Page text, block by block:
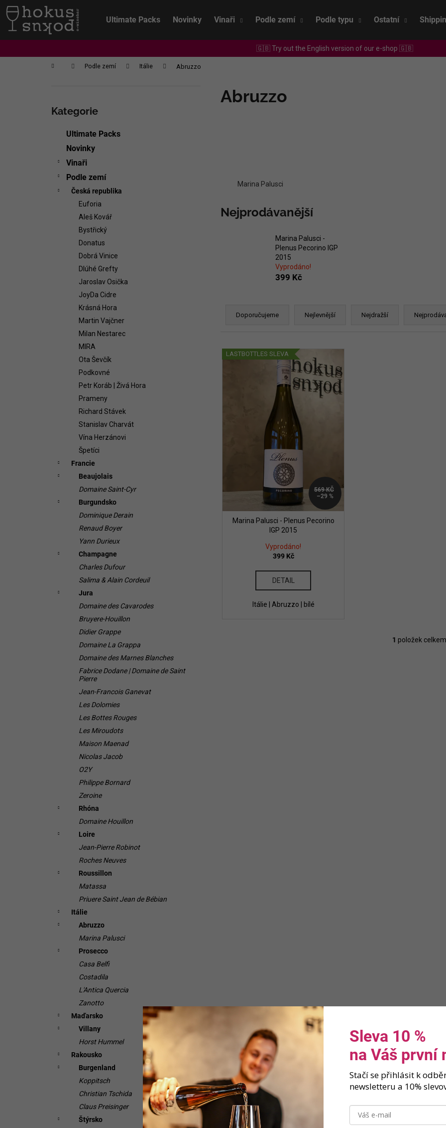
obsah
Ultimate Packs Novinky Vinaři Podle zemí Podle typu Ostatní
🇬🇧 Try out the English version of our e-shop 🇬🇧
Domů Podle zemí Itálie Abruzzo
kategorie
Kategorie
Ultimate Packs
Novinky
Vinaři
Podle zemí
Česká republika
Euforia
Aleš Kovář
Bystřický
Donatus
Dobrá Vinice
Dlúhé Grefty
Jaroslav Osička
JoyDa Cidre
Krásná Hora
Martin Vajčner
Milan Nestarec
MIRA
Ota Ševčík
Podkovné
Petr Koráb | Živá Hora
Prameny
Richard Stávek
Stanislav Charvát
Vína Herzánovi
Špetíci
Francie
Beaujolais
Domaine Saint-Cyr
Burgundsko
Dominique Derain
Renaud Boyer
Yann Durieux
Champagne
Charles Dufour
Salima & Alain Cordeuil
Jura
Domaine des Cavarodes
Bruyere-Houillon
Didier Grappe
Domaine La Grappa
Domaine des Marnes Blanches
Fabrice Dodane | Domaine de Saint
Pierre
Jean-Francois Ganevat
Les Dolomies
Les Bottes Rouges
Les Miroudots
Maison Maenad
Nicolas Jacob
O2Y
Philippe Bornard
Zeroine
Rhóna
Domaine Houillon
Loire
Jean-Pierre Robinot
Roches Neuves
Roussillon
Matassa
Priuere Saint Jean de Bébian
Itálie
Abruzzo
Marina Palusci
Prosecco
Casa Belfi
Costadila
L'Antica Quercia
Zanotto
Maďarsko
Villany
Horst Hummel
Rakousko
Burgenland
Koppitsch
Christian Tschida
Claus Preisinger
Štýrsko
Abruzzo
Marina Palusci
Nejprodávanější
Marina Palusci -
Plenus Pecorino IGP
2015
Vyprodáno!
399 Kč
n
Doporučujeme Nejlevnější Nejdražší
V
ý
t
LASTBOTTLES SLEVA
569 KČ
–29 %
Marina Palusci - Plenus Pecorino
IGP 2015
Vyprodáno!
399 Kč
DETAIL
Itálie | Abruzzo | bílé
O
1 položek celkem
K
o
í
k
Zpět
do
Zpět
do
Co potřebujete najít?
CHRISTIAN TSCHIDA - NON TRADITION
1 399 Kč
SEPP MUSTER - GRAF SAUVIGNON 2022
Sleva 10 %
na Váš první
Stačí se přihlásit k
newsletteru a 10%